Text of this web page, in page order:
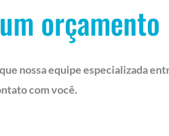
orçamento
nossa equipe especializada
com você.